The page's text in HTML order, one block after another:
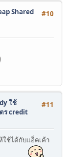
#10
Shared
#11
ใช้
ร credit
ใช้ได้กับแอ็คเค้า